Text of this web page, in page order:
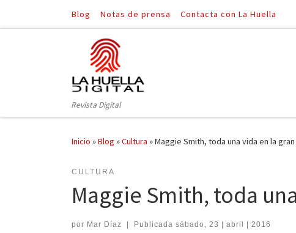
Saltar al contenido
Blog Notas de prensa Contacta con La Huella
Revista Digital
Inicio »Blog »Cultura »Maggie Smith, toda una vida en la
CULTURA
Maggie Smith, toda
por Mar Díaz Publicada sábado, 23 | abril | 2016